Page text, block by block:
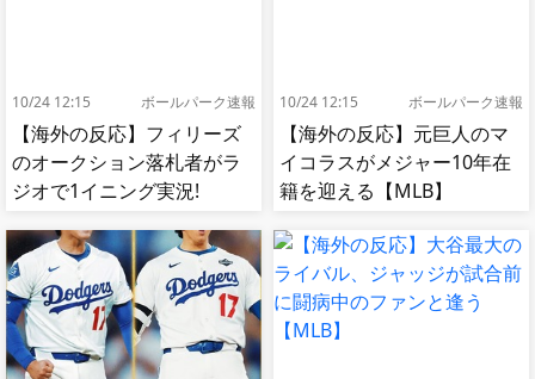
10/24 12:15 ボールパーク速報
【海外の反応】フィリーズ
のオークション落札者がラ
ジオで1イニング実況!
10/24 12:15 ボールパーク速報
【海外の反応】元巨人のマ
イコラスがメジャー10年在
籍を迎える【MLB】